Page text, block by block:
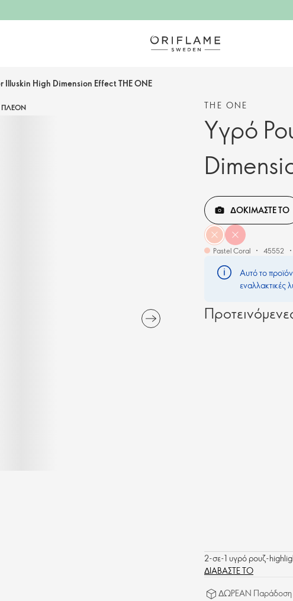
High Dimension Effect THE ONE
ΠΛΕΟΝ THE ONE
Yγρό
ΔΟΚΙΜΑΣΤΕ ΤΟ
Pastel Coral 45552
Αυτό το
εναλλακτικές
2-σε-1 υγρό ρουζ-
ΔΙΑΒΑΣΤΕ ΤΟ
ΔΩΡΕΑΝ Παράδοση